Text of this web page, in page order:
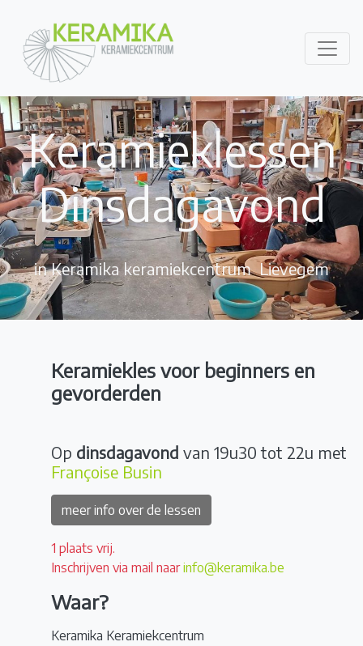
Keramieklessen
Dinsdagavond
in Keramika keramiekcentrum Lievegem
Keramiekles voor beginners en
gevorderden
Op dinsdagavond van 19u30 tot 22u met
Françoise Busin
meer info over de lessen
1 plaats vrij.
Inschrijven via mail naarinfo@keramika.be
Waar?
Keramika Keramiekcentrum